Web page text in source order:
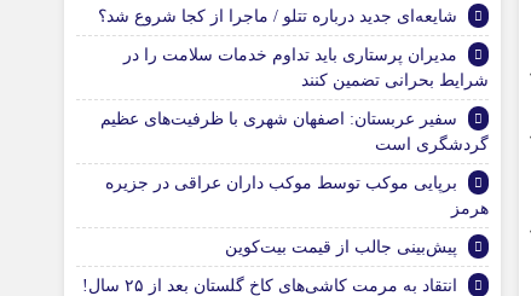
شایعه‌ای جدید درباره تتلو / ماجرا از کجا شروع شد؟
مدیران پرستاری باید تداوم خدمات سلامت را در
شرایط بحرانی تضمین کنند
سفیر عربستان: اصفهان شهری با ظرفیت‌های عظیم
گردشگری است
برپایی موکب توسط موکب داران عراقی در جزیره
هرمز
پیش‌بینی جالب از قیمت بیت‌کوین
انتقاد به مرمت کاشی‌های کاخ گلستان بعد از ۲۵ سال!